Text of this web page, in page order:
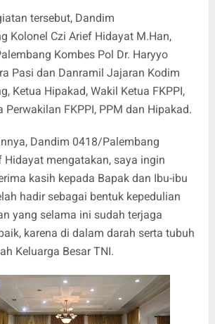
tersebut, Dandim
Kolonel Czi Arief Hidayat M.Han,
Kombes Pol Dr. Haryyo
Pasi dan Danramil Jajaran Kodim
Ketua Hipakad, Wakil Ketua FKPPI,
Perwakilan FKPPI, PPM dan Hipakad.
Dandim 0418/Palembang
Hidayat mengatakan, saya ingin
kasih kepada Bapak dan Ibu-ibu
hadir sebagai bentuk kepedulian
yang selama ini sudah terjaga
karena di dalam darah serta tubuh
Keluarga Besar TNI.